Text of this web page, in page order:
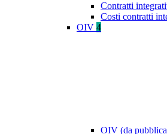
Contratti
Costi contratti
OIV 4
OIV (da